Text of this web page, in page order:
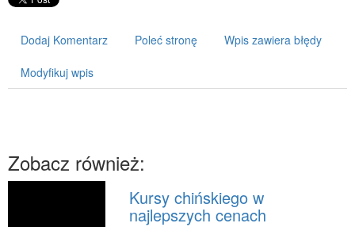
Wynajem
Salony, Komisy
Materiały Reklamowe
Dodaj Komentarz Poleć stronę Wpis zawiera błędy
Modyfikuj wpis
Zobacz również:
Kursy chińskiego w
najlepszych cenach